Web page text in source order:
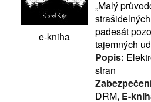
e-kniha
„Malý
padesát
tajemných
Popis:
stran
DRM, E-